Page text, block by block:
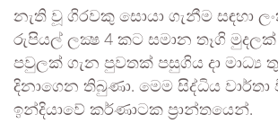
නැති වූ ගිරවකු සොයා ගැනීම සඳහා
රුපියල් ලක්‍ෂ 4 කට සමාන තෑගි මුදලක්
පවුලක් ගැන පුවතක් පසුගිය දා මාධ්‍ය
දිනාගෙන තිබුණා. මෙම සිද්ධිය
ඉන්දියාවේ කර්ණාටක ප්‍රාන්තයෙන්.